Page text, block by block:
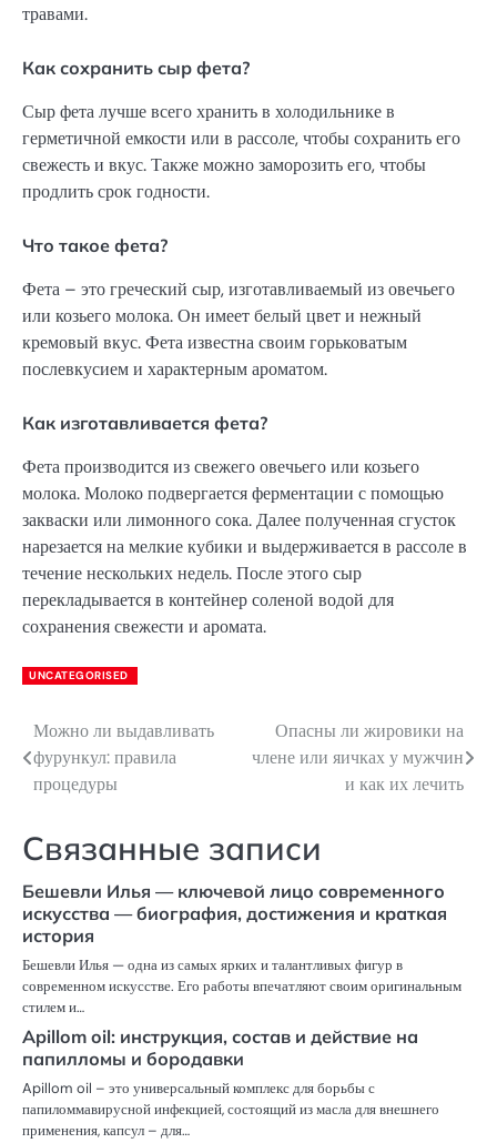
травами.
Как сохранить сыр фета?
Сыр фета лучше всего хранить в холодильнике в
герметичной емкости или в рассоле, чтобы сохранить его
свежесть и вкус. Также можно заморозить его, чтобы
продлить срок годности.
Что такое фета?
Фета – это греческий сыр, изготавливаемый из овечьего
или козьего молока. Он имеет белый цвет и нежный
кремовый вкус. Фета известна своим горьковатым
послевкусием и характерным ароматом.
Как изготавливается фета?
Фета производится из свежего овечьего или козьего
молока. Молоко подвергается ферментации с помощью
закваски или лимонного сока. Далее полученная сгусток
нарезается на мелкие кубики и выдерживается в рассоле в
течение нескольких недель. После этого сыр
перекладывается в контейнер соленой водой для
сохранения свежести и аромата.
UNCATEGORISED
Навигация
по
Можно ли выдавливать
фурункул: правила
процедуры
Опасны ли жировики на
члене или яичках у мужчин
и как их лечить
Связанные записи
Бешевли Илья — ключевой лицо современного
искусства — биография, достижения и краткая
история
Бешевли Илья — одна из самых ярких и талантливых фигур в
современном искусстве. Его работы впечатляют своим оригинальным
стилем и…
Apillom oil: инструкция, состав и действие на
папилломы и бородавки
Apillom oil – это универсальный комплекс для борьбы с
папиломмавирусной инфекцией, состоящий из масла для внешнего
применения, капсул – для…